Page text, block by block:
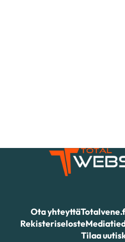
Ota yhteyttä
Rekisteriseloste
Tilaa